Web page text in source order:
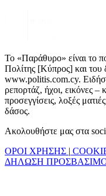
Το «Παράθυρο» είναι το
Πολίτης [Κύπρος] και του
www.politis.com.cy.
ρεπορτάζ, ήχοι, εικόνες –
προσεγγίσεις, λοξές
δάσος.
Ακολουθήστε μας στα
ΟΡΟΙ ΧΡΗΣΗΣ |
ΔΗΛΩΣΗ